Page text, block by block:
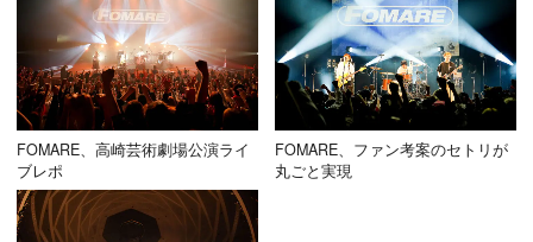
FOMARE、高崎芸術劇場公演ライ
ブレポ
FOMARE、ファン考案のセトリが
丸ごと実現